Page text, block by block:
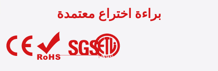
براءة اختراع معتمدة